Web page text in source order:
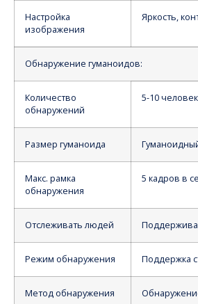
Настройка
изображения
Яркость,
Обнаружение гуманоидов:
Количество
обнаружений
5-10 человек
Размер гуманоида
Макс. рамка
обнаружения
5 кадров в
Отслеживать людей
Режим обнаружения Поддержка
Метод обнаружения